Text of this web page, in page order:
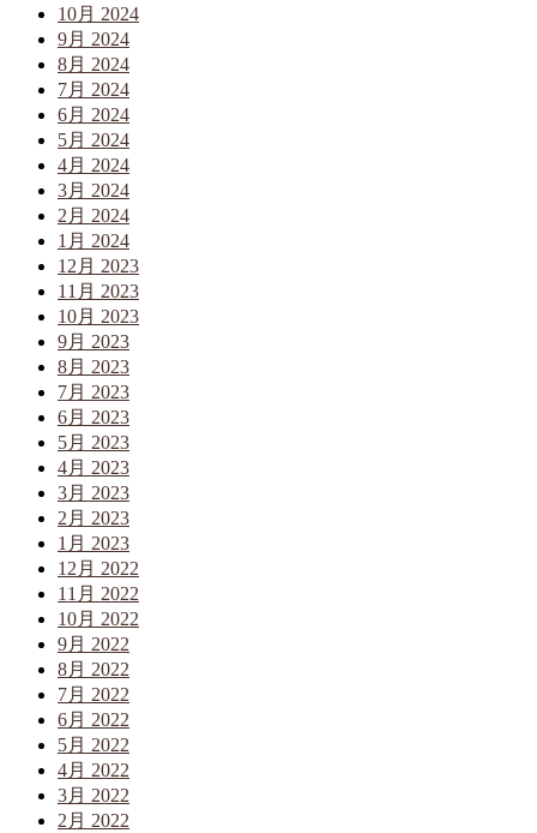
10月 2024
9月 2024
8月 2024
7月 2024
6月 2024
5月 2024
4月 2024
3月 2024
2月 2024
1月 2024
12月 2023
11月 2023
10月 2023
9月 2023
8月 2023
7月 2023
6月 2023
5月 2023
4月 2023
3月 2023
2月 2023
1月 2023
12月 2022
11月 2022
10月 2022
9月 2022
8月 2022
7月 2022
6月 2022
5月 2022
4月 2022
3月 2022
2月 2022